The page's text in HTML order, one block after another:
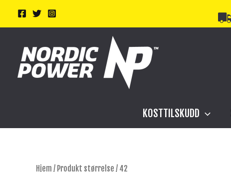
innholdet
KOSTTILSKUDD
Hjem / Produkt størrelse / 42